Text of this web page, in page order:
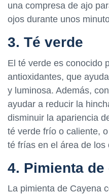
una compresa de ajo
ojos durante unos
3. Té verde
El té verde es conocido
antioxidantes, que
y luminosa. Además,
ayudar a reducir la
disminuir la apariencia
té verde frío o caliente,
té frías en el área de los
4. Pimienta de
La pimienta de Cayena